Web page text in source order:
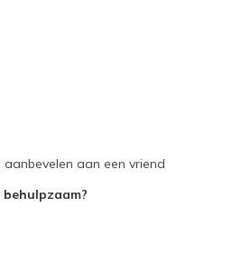
aanbevelen aan een vriend